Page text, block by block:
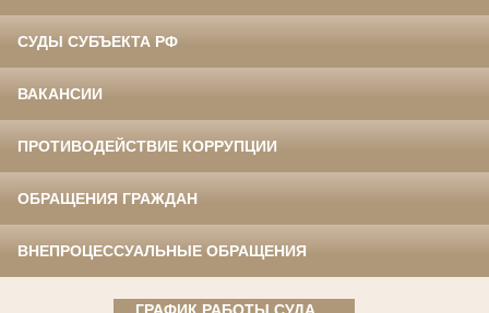
СУДЫ СУБЪЕКТА РФ
ВАКАНСИИ
ПРОТИВОДЕЙСТВИЕ КОРРУПЦИИ
ОБРАЩЕНИЯ ГРАЖДАН
ВНЕПРОЦЕССУАЛЬНЫЕ ОБРАЩЕНИЯ